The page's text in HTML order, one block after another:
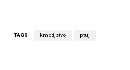
TAGS kmetijstvo ptuj